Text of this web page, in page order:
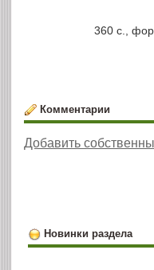
360 с.,
Комментарии
Добавить
Новинки раздела